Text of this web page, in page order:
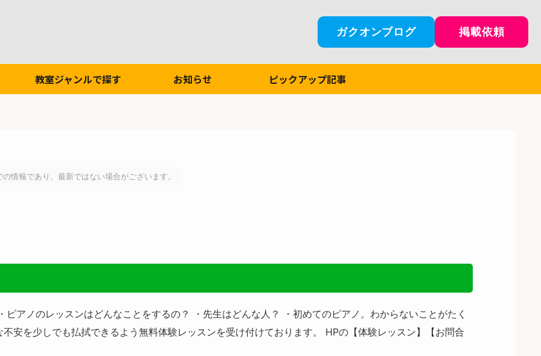
ガクオンブログ 掲載依頼
教室ジャンルで探す お知らせ ピックアップ記事
情報であり、最新ではない場合がございます。
アノのレッスンはどんなことをするの？ ・先生はどんな人？ ・初めてのピアノ。わからないことがたく
安を少しでも払拭できるよう無料体験レッスンを受け付けております。 HPの【体験レッスン】【お問合